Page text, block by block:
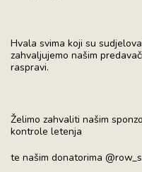
Hvala svima koji su
zahvaljujemo našim
raspravi.
Želimo zahvaliti našim
kontrole letenja
te našim donatorima